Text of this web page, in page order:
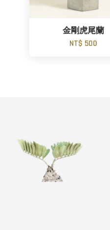
金剛虎尾蘭
NT$ 500